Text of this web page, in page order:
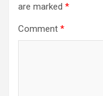
are marked *
Comment *